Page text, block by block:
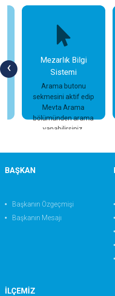
‹
Mezarlık Bilgi
Sistemi
Arama butonu
sekmesini aktif edip
Mevta Arama
bölümünden arama
yapabilirsiniz.
İncele
BAŞKAN
Başkanın Özgeçmişi
Başkanın Mesajı
İLÇEMİZ